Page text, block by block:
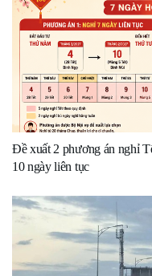
Đề xuất 2 phương án nghỉ
10 ngày liên tục